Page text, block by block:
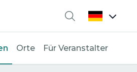
Suche
Orte Für Veranstalter